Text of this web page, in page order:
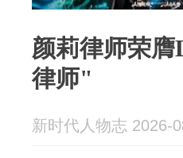
颜莉律师荣
律师"
新时代人物志 2026-